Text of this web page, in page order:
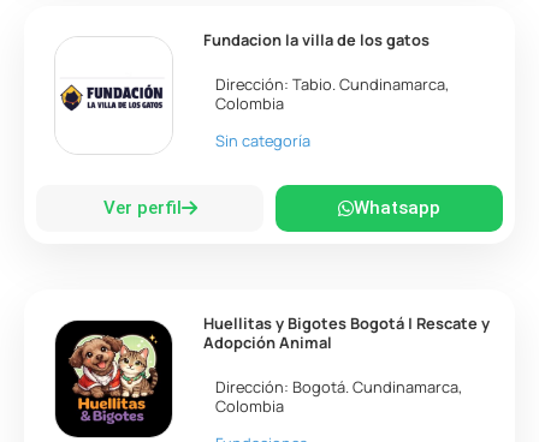
Fundacion la villa de los gatos
Dirección:Tabio.Cundinamarca,
Colombia
Sin categoría
Ver perfil Whatsapp
Huellitas y Bigotes Bogotá | Rescate y
Adopción Animal
Dirección: Bogotá.Cundinamarca,
Colombia